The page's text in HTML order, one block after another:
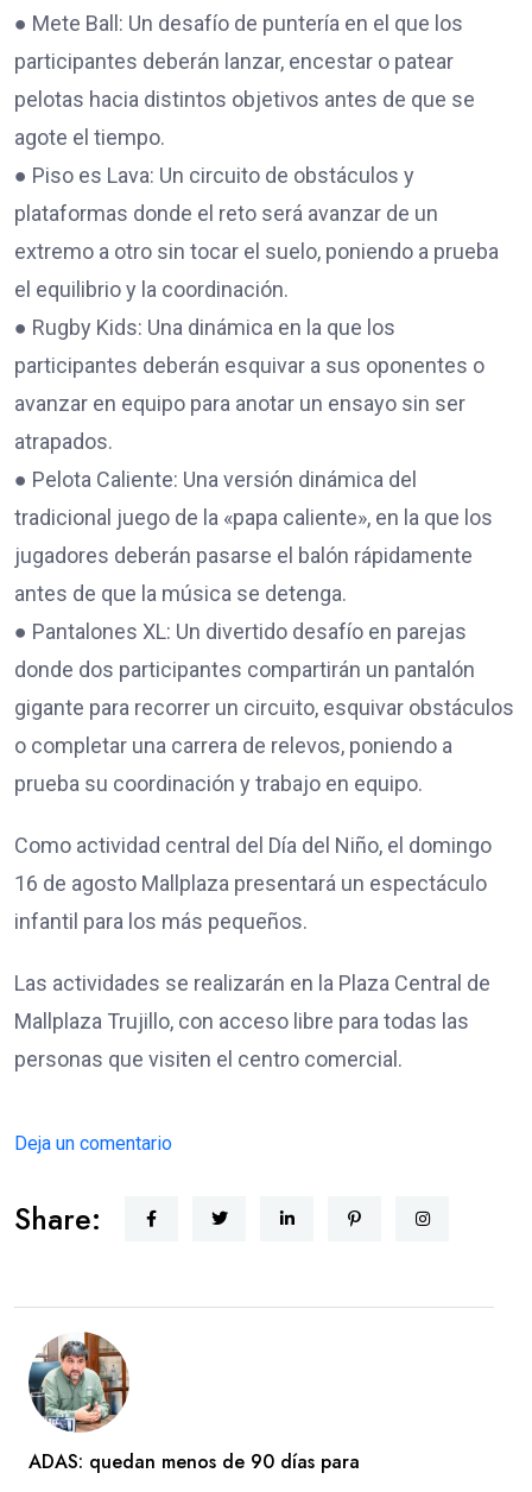
● Mete Ball: Un desafío de puntería en el que los
participantes deberán lanzar, encestar o patear
pelotas hacia distintos objetivos antes de que se
agote el tiempo.
● Piso es Lava: Un circuito de obstáculos y
plataformas donde el reto será avanzar de un
extremo a otro sin tocar el suelo, poniendo a prueba
el equilibrio y la coordinación.
● Rugby Kids: Una dinámica en la que los
participantes deberán esquivar a sus oponentes o
avanzar en equipo para anotar un ensayo sin ser
atrapados.
● Pelota Caliente: Una versión dinámica del
tradicional juego de la «papa caliente», en la que los
jugadores deberán pasarse el balón rápidamente
antes de que la música se detenga.
● Pantalones XL: Un divertido desafío en parejas
donde dos participantes compartirán un pantalón
gigante para recorrer un circuito, esquivar obstáculos
o completar una carrera de relevos, poniendo a
prueba su coordinación y trabajo en equipo.
Como actividad central del Día del Niño, el domingo
16 de agosto Mallplaza presentará un espectáculo
infantil para los más pequeños.
Las actividades se realizarán en la Plaza Central de
Mallplaza Trujillo, con acceso libre para todas las
personas que visiten el centro comercial.
Deja un comentario
Share:
ADAS: quedan menos de 90 días para